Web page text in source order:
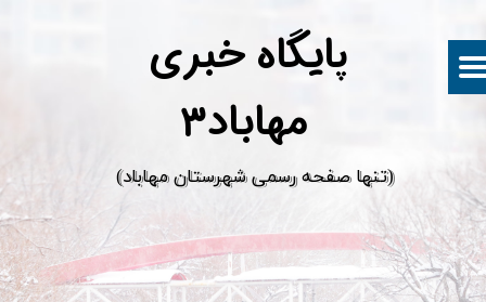
پایگاه خبری
​(تنها صفحه رسمی شهرستان مهاباد)